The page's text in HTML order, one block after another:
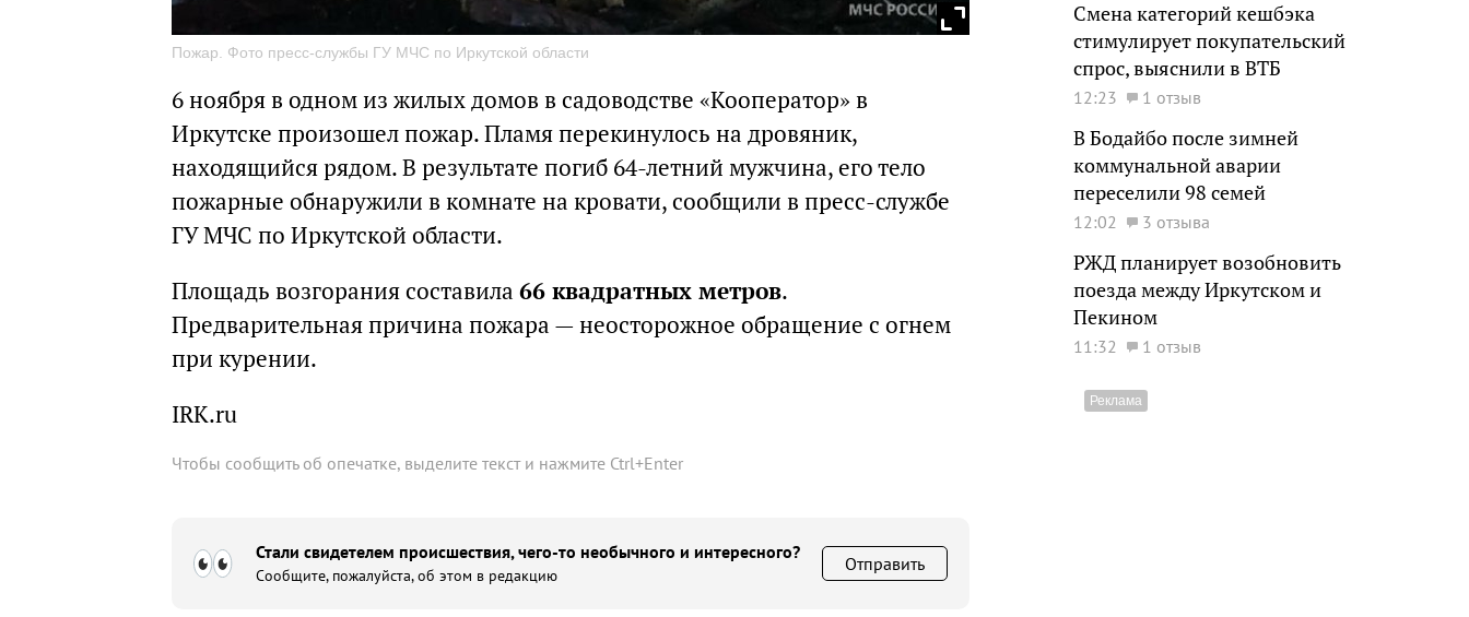
Пожар. Фото пресс-службы ГУ МЧС по Иркутской области
6 ноября в одном из жилых домов в садоводстве «Кооператор» в
Иркутске произошел пожар. Пламя перекинулось на дровяник,
находящийся рядом. В результате погиб 64-летний мужчина, его тело
пожарные обнаружили в комнате на кровати, сообщили в пресс-службе
ГУ МЧС по Иркутской области.
Площадь возгорания составила 66 квадратных метров.
Предварительная причина пожара — неосторожное обращение с огнем
при курении.
IRK.ru
Чтобы сообщить об опечатке, выделите текст и нажмите Ctrl+Enter
Стали свидетелем происшествия, чего-то необычного и интересного?
Сообщите, пожалуйста, об этом в редакцию
Отправить
Смена категорий кешбэка
стимулирует покупательский
спрос, выяснили в ВТБ
12:23 1 отзыв
В Бодайбо после зимней
коммунальной аварии
переселили 98 семей
12:02 3 отзыва
РЖД планирует возобновить
поезда между Иркутском и
Пекином
11:32 1 отзыв